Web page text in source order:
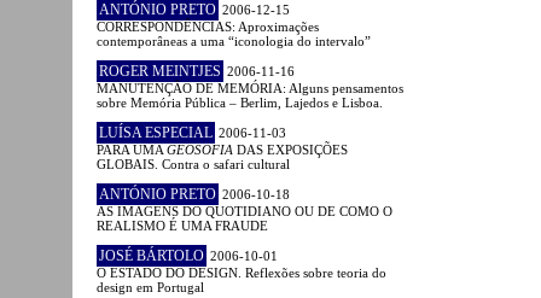
ANTÓNIO PRETO 2006-12-15
CORRESPONDÊNCIAS: Aproximações
contemporâneas a uma “iconologia do intervalo”
ROGER MEINTJES 2006-11-16
MANUTENÇÃO DE MEMÓRIA: Alguns pensamentos
sobre Memória Pública – Berlim, Lajedos e Lisboa.
LUÍSA ESPECIAL 2006-11-03
PARA UMA GEOSOFIA DAS EXPOSIÇÕES
GLOBAIS. Contra o safari cultural
ANTÓNIO PRETO 2006-10-18
AS IMAGENS DO QUOTIDIANO OU DE COMO O
REALISMO É UMA FRAUDE
JOSÉ BÁRTOLO 2006-10-01
O ESTADO DO DESIGN. Reflexões sobre teoria do
design em Portugal